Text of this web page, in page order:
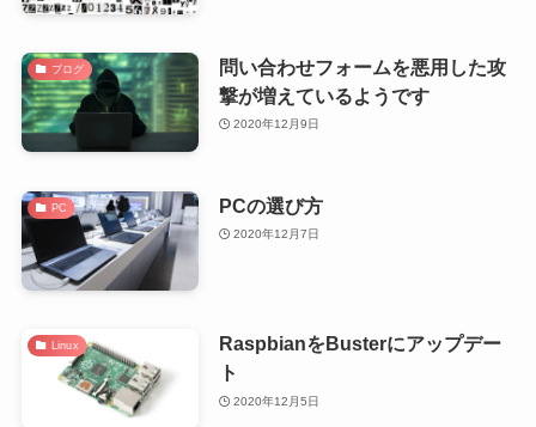
ブログ
問い合わせフォームを悪用した攻
撃が増えているようです
2020年12月9日
PC PCの選び方
2020年12月7日
Linux
RaspbianをBusterにアップデー
ト
2020年12月5日